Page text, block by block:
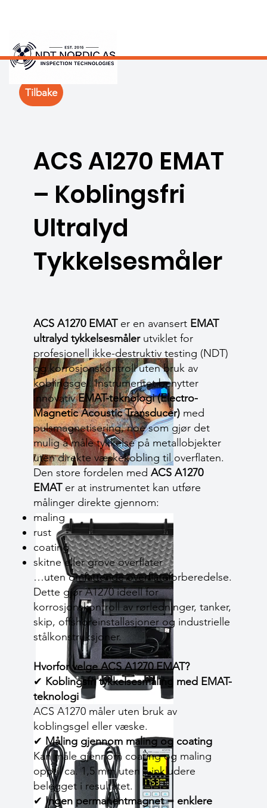
ACS A1270 EMAT
– Koblingsfri
Ultralyd
Tykkelsesmåler
ACS A1270 EMATer en avansert EMAT
ultralyd tykkelsesmålerutviklet for
profesjonell ikke-destruktiv testing (NDT)
og korrosjonskontroll uten bruk av
koblingsgel. Instrumentet benytter
innovativEMAT-teknologi (Electro-
Magnetic Acoustic Transducer) med
pulsmagnetisering, noe som gjør det
mulig å måle tykkelse på metallobjekter
uten direkte væskekobling til overflaten.
Den store fordelen med ACS A1270
EMATer at instrumentet kan utføre
målinger direkte gjennom:
maling
rust
coating
skitne eller grove overflater
…uten omfattende overflateforberedelse.
Dette gjør A1270 ideell for
korrosjonskontroll av rørledninger, tanker,
skip, offshoreinstallasjoner og industrielle
stålkonstruksjoner.
Hvorfor velge ACS A1270 EMAT?
✔ Koblingsfri tykkelsesmåling med EMAT-
teknologi
ACS A1270 måler uten bruk av
koblingsgel eller væske.
✔ Måling gjennom maling og coating
Kan måle gjennom coating og maling
opptil ca. 1,5 mm uten å inkludere
belegget i resultatet.
✔ Ingen permanentmagnet = enklere
Tilbake